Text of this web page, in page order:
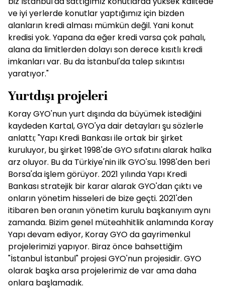
ve iyi yerlerde konutlar yaptığımız için bizden
alanların kredi alması mümkün değil. Yani konut
kredisi yok. Yapana da eğer kredi varsa çok pahalı,
alana da limitlerden dolayı son derece kısıtlı kredi
imkanları var. Bu da İstanbul'da talep sıkıntısı
yaratıyor."
Yurtdışı projeleri
Koray GYO'nun yurt dışında da büyümek istediğini
kaydeden Kartal, GYO'ya dair detayları şu sözlerle
anlattı; "Yapı Kredi Bankası ile ortak bir şirket
kuruluyor, bu şirket 1998'de GYO sıfatını alarak halka
arz oluyor. Bu da Türkiye'nin ilk GYO'su. 1998'den beri
Borsa'da işlem görüyor. 2021 yılında Yapı Kredi
Bankası stratejik bir karar alarak GYO'dan çıktı ve
onların yönetim hisseleri de bize geçti. 2021'den
itibaren ben oranın yönetim kurulu başkanıyım aynı
zamanda. Bizim genel müteahhitlik anlamında Koray
Yapı devam ediyor, Koray GYO da gayrimenkul
projelerimizi yapıyor. Biraz önce bahsettiğim
"İstanbul İstanbul" projesi GYO'nun projesidir. GYO
olarak başka arsa projelerimiz de var ama daha
onlara başlamadık.